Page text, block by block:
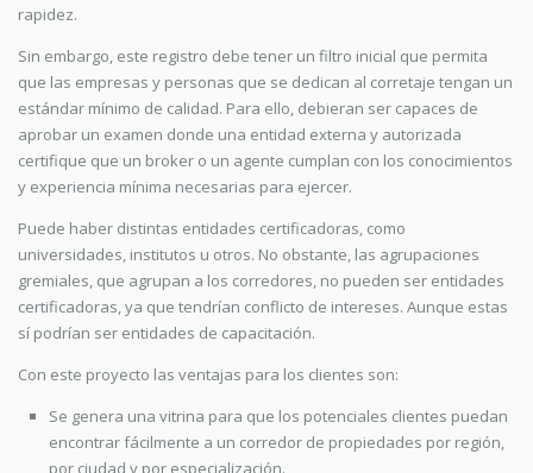
rapidez.
Sin embargo, este registro debe tener un filtro inicial que permita
que las empresas y personas que se dedican al corretaje tengan un
estándar mínimo de calidad. Para ello, debieran ser capaces de
aprobar un examen donde una entidad externa y autorizada
certifique que un broker o un agente cumplan con los conocimientos
y experiencia mínima necesarias para ejercer.
Puede haber distintas entidades certificadoras, como
universidades, institutos u otros. No obstante, las agrupaciones
gremiales, que agrupan a los corredores, no pueden ser entidades
certificadoras, ya que tendrían conflicto de intereses. Aunque estas
sí podrían ser entidades de capacitación.
Con este proyecto las ventajas para los clientes son:
Se genera una vitrina para que los potenciales clientes puedan
encontrar fácilmente a un corredor de propiedades por región,
por ciudad y por especialización.